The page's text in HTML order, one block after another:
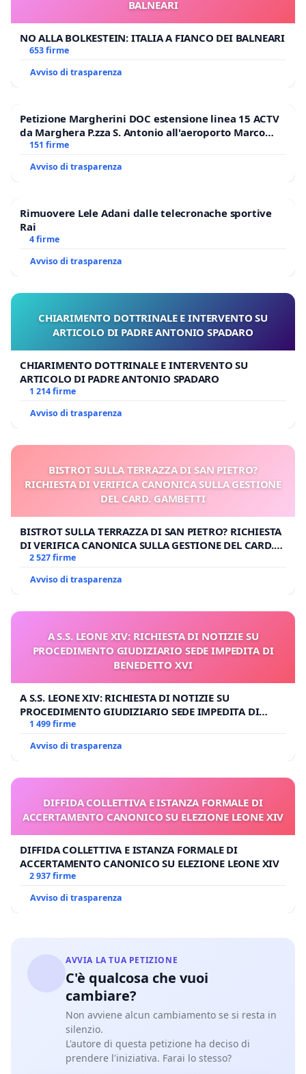
BALNEARI
NO ALLA BOLKESTEIN: ITALIA A FIANCO DEI BALNEARI
653 firme
Avviso di trasparenza
Petizione Margherini DOC estensione linea 15 ACTV
da Marghera P.zza S. Antonio all'aeroporto Marco
Polo tariffa a € 1,50
151 firme
Avviso di trasparenza
Rimuovere Lele Adani dalle telecronache sportive
Rai
4 firme
Avviso di trasparenza
CHIARIMENTO DOTTRINALE E INTERVENTO SU
ARTICOLO DI PADRE ANTONIO SPADARO
CHIARIMENTO DOTTRINALE E INTERVENTO SU
ARTICOLO DI PADRE ANTONIO SPADARO
1 214 firme
Avviso di trasparenza
BISTROT SULLA TERRAZZA DI SAN PIETRO?
RICHIESTA DI VERIFICA CANONICA SULLA GESTIONE
DEL CARD. GAMBETTI
BISTROT SULLA TERRAZZA DI SAN PIETRO? RICHIESTA
DI VERIFICA CANONICA SULLA GESTIONE DEL CARD.
GAMBETTI
2 527 firme
Avviso di trasparenza
A S.S. LEONE XIV: RICHIESTA DI NOTIZIE SU
PROCEDIMENTO GIUDIZIARIO SEDE IMPEDITA DI
BENEDETTO XVI
A S.S. LEONE XIV: RICHIESTA DI NOTIZIE SU
PROCEDIMENTO GIUDIZIARIO SEDE IMPEDITA DI
BENEDETTO XVI
1 499 firme
Avviso di trasparenza
DIFFIDA COLLETTIVA E ISTANZA FORMALE DI
ACCERTAMENTO CANONICO SU ELEZIONE LEONE XIV
DIFFIDA COLLETTIVA E ISTANZA FORMALE DI
ACCERTAMENTO CANONICO SU ELEZIONE LEONE XIV
2 937 firme
Avviso di trasparenza
AVVIA LA TUA PETIZIONE
C'è qualcosa che vuoi
cambiare?
Non avviene alcun cambiamento se si resta in
silenzio.
L'autore di questa petizione ha deciso di
prendere l'iniziativa. Farai lo stesso?